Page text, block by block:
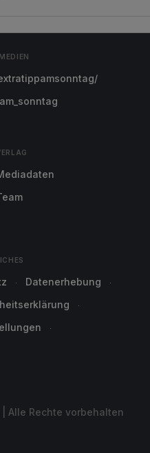
Datenerhebung
Alle Rechte vorbehalten